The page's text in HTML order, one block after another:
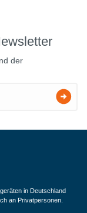
der
in Deutschland
an Privatpersonen.